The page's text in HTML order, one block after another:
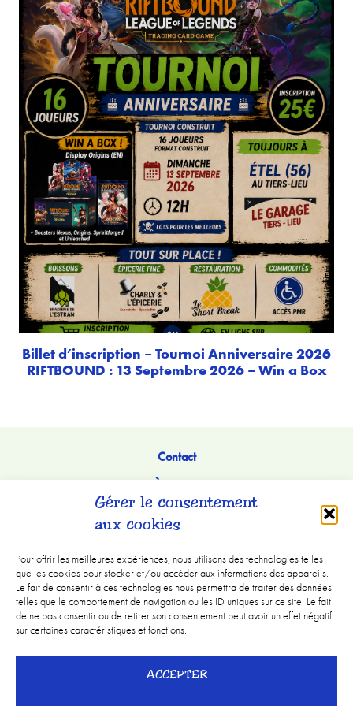
Gérer le consentement
aux cookies
Pour offrir les meilleures expériences, nous utilisons des technologies telles
que les cookies pour stocker et/ou accéder aux informations des appareils.
Le fait de consentir à ces technologies nous permettra de traiter des données
telles que le comportement de navigation ou les ID uniques sur ce site. Le fait
de ne pas consentir ou de retirer son consentement peut avoir un effet négatif
sur certaines caractéristiques et fonctions.
ACCEPTER
Billet d’inscription – Tournoi Anniversaire 2026
RIFTBOUND : 13 Septembre 2026 – Win a Box
Contact
À Propos